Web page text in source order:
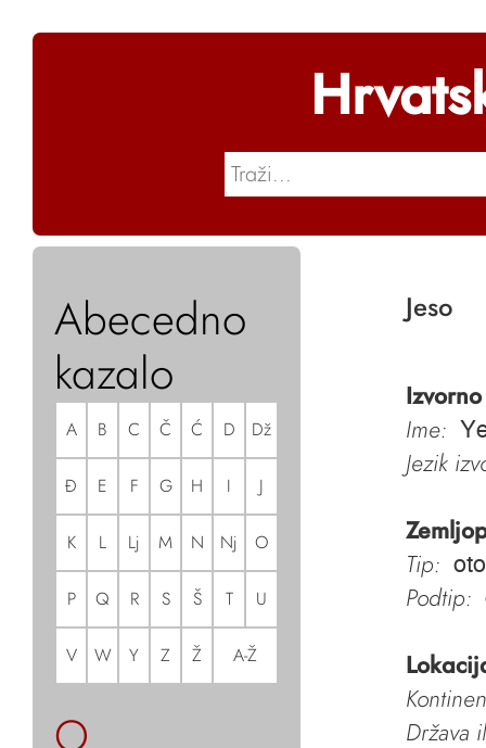
Abecedno
kazalo
A B C Č Ć D Dž
Đ E F G H I J
K L Lj M N Nj O
P Q R S Š T U
V W Y Z Ž A-Ž
Jeso
Ime:
Jezik
Tip:
Podtip:
Država